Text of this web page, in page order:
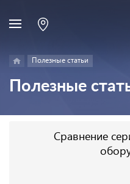
Полезные статьи
Полезные
Сравнение